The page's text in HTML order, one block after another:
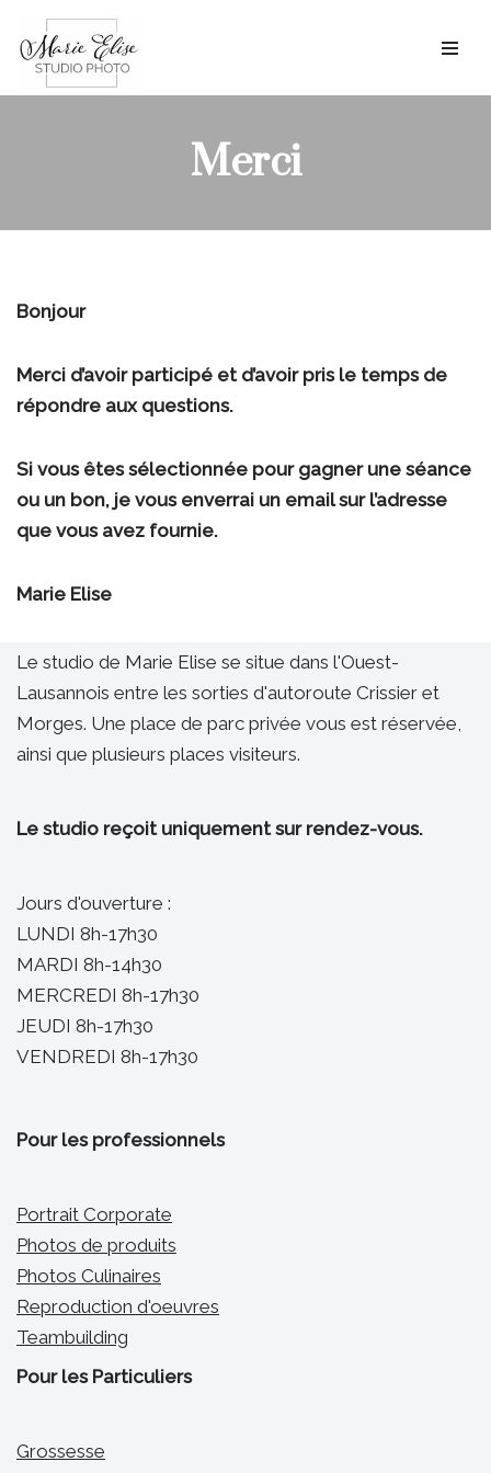
Aller
au
Merci
Bonjour
Merci d’avoir participé et d’avoir pris le temps de
répondre aux questions.
Si vous êtes sélectionnée pour gagner une séance
ou un bon, je vous enverrai un email sur l’adresse
que vous avez fournie.
Marie Elise
Le studio de Marie Elise se situe dans l'Ouest-
Lausannois entre les sorties d'autoroute Crissier et
Morges. Une place de parc privée vous est réservée,
ainsi que plusieurs places visiteurs.
Le studio reçoit uniquement sur rendez-vous.
Jours d'ouverture :
LUNDI 8h-17h30
MARDI 8h-14h30
MERCREDI 8h-17h30
JEUDI 8h-17h30
VENDREDI 8h-17h30
Pour les professionnels
Portrait Corporate
Photos de produits
Photos Culinaires
Reproduction d'oeuvres
Teambuilding
Pour les Particuliers
Grossesse